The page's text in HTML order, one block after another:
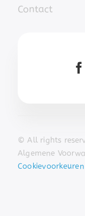
Contact
© All rights r
Algemene